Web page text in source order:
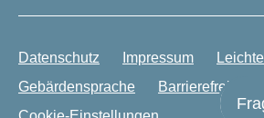
Datenschutz Impressum
Gebärdensprache
Barrierefreiheit